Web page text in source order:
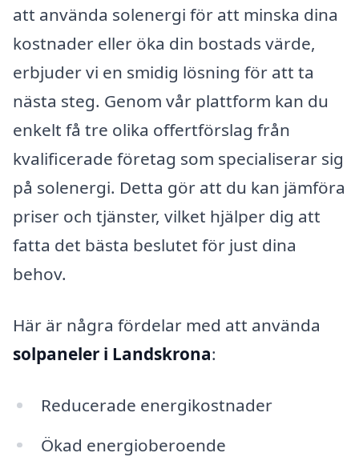
att använda solenergi för att minska dina
kostnader eller öka din bostads värde,
erbjuder vi en smidig lösning för att ta
nästa steg. Genom vår plattform kan du
enkelt få tre olika offertförslag från
kvalificerade företag som specialiserar sig
på solenergi. Detta gör att du kan jämföra
priser och tjänster, vilket hjälper dig att
fatta det bästa beslutet för just dina
behov.
Här är några fördelar med att använda
solpaneler i Landskrona:
Reducerade energikostnader
Ökad energioberoende